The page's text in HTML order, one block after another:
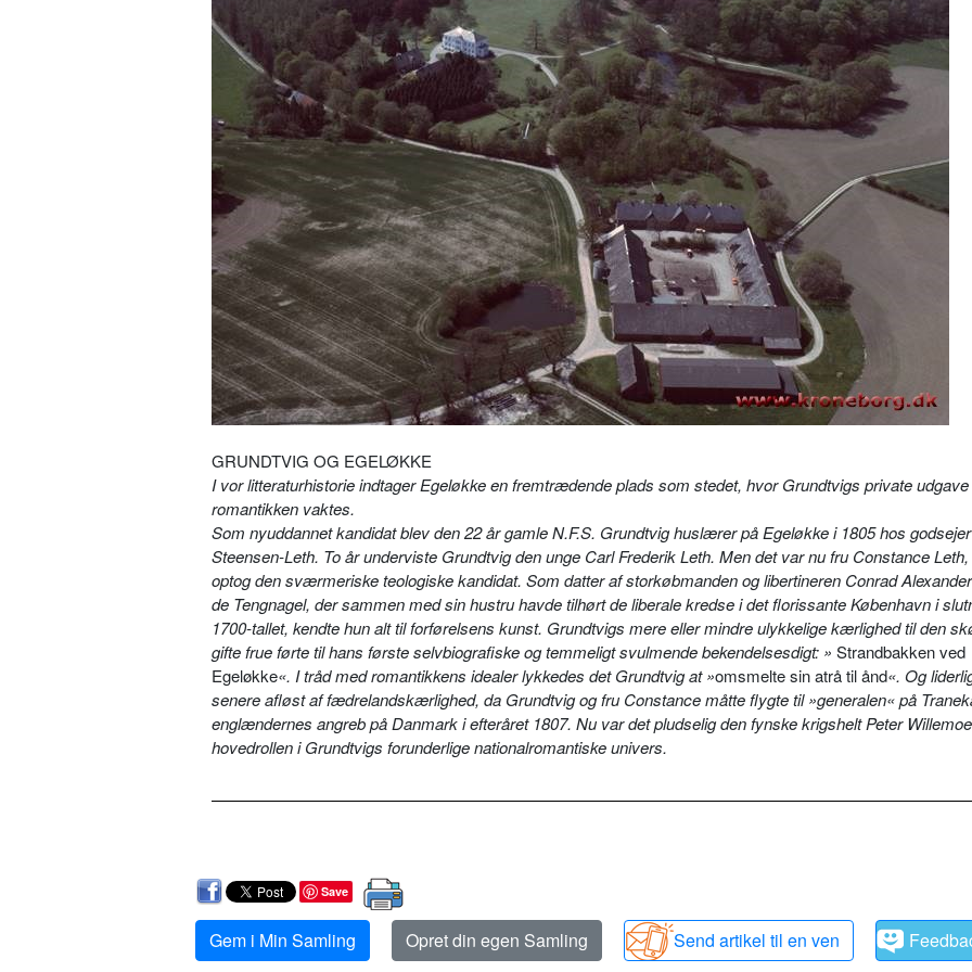
GRUNDTVIG OG EGELØKKE
I vor litteraturhistorie indtager Egeløkke en fremtrædende plads som stedet, hvor Grundtvigs private
romantikken vaktes.
Som nyuddannet kandidat blev den 22 år gamle N.F.S. Grundtvig huslærer på Egeløkke i 1805 hos
Steensen-Leth. To år underviste Grundtvig den unge Carl Frederik Leth. Men det var nu fru Constance
optog den sværmeriske teologiske kandidat. Som datter af storkøbmanden og libertineren Conrad
de Tengnagel, der sammen med sin hustru havde tilhørt de liberale kredse i det florissante København i
1700-tallet, kendte hun alt til forførelsens kunst. Grundtvigs mere eller mindre ulykkelige kærlighed til den
gifte frue førte til hans første selvbiografiske og temmeligt svulmende bekendelsesdigt: » Strandbakken ved
Egeløkke«. I tråd med romantikkens idealer lykkedes det Grundtvig at »omsmelte sin atrå til ånd«. Og
senere afløst af fædrelandskærlighed, da Grundtvig og fru Constance måtte flygte til »generalen« på
englændernes angreb på Danmark i efteråret 1807. Nu var det pludselig den fynske krigshelt Peter
hovedrollen i Grundtvigs forunderlige nationalromantiske univers.
Save
Gem i Min Samling Opret din egen Samling Send artikel til en ven